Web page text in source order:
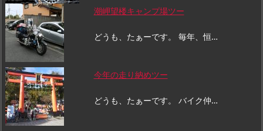
潮岬望楼キャンプ場ツー
どうも、たぁーです。 毎年、恒…
今年の走り納めツー
どうも、たぁーです。 バイク仲…